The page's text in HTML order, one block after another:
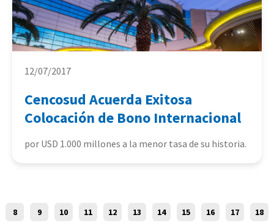
12/07/2017
Cencosud Acuerda Exitosa
Colocación de Bono Internacional
por USD 1.000 millones a la menor tasa de su historia.
8 9 10 11 12 13 14 15 16 17 18